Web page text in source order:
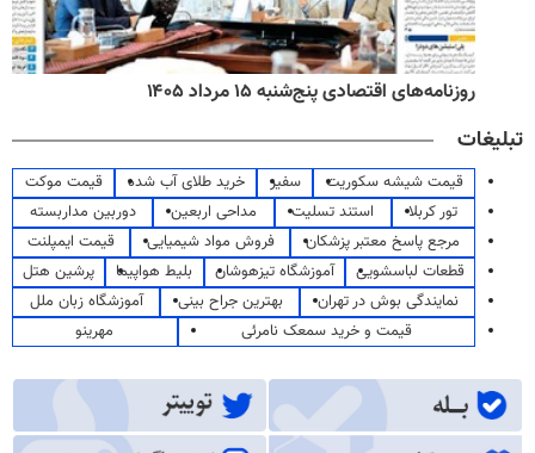
روزنامه‌های اقتصادی پنج‌شنبه ۱۵ مرداد ۱۴۰۵
تبلیغات
قیمت شیشه سکوریت سفیر خرید طلای آب شده
قیمت موکت
تور کربلا
استند تسلیت مداحی اربعین
دوربین مداربسته
مرجع پاسخ معتبر پزشکان
فروش مواد شیمیایی
قیمت ایمپلنت
قطعات لباسشویی
آموزشگاه تیزهوشان بلیط هواپیما
پرشین هتل
نمایندگی بوش در تهران
بهترین جراح بینی
آموزشگاه زبان ملل
قیمت و خرید سمعک نامرئی
مهرینو